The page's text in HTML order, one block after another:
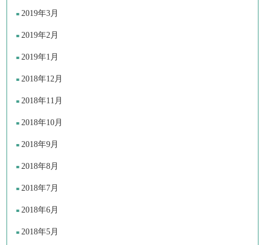
2019年3月
2019年2月
2019年1月
2018年12月
2018年11月
2018年10月
2018年9月
2018年8月
2018年7月
2018年6月
2018年5月